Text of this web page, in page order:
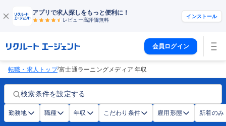
アプリで求人探しをもっと便利に！
レビュー高評価無料
インストール
会員ログイン
転職・求人トップ/富士通ラーニングメディア 年収
検索条件を設定する
勤務地 職種 年収 こだわり条件 雇用形態 新着のみ